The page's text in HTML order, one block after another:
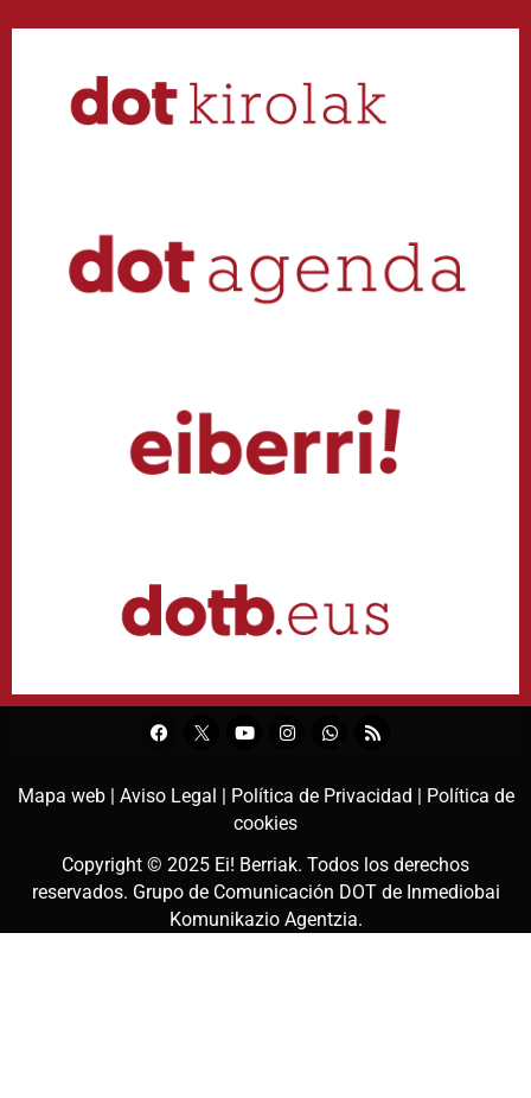
Mapa web | Aviso Legal | Política de Privacidad |
Política de
cookies
Copyright © 2025 Ei! Berriak. Todos los derechos
reservados. Grupo de Comunicación DOT de Inmediobai
Komunikazio Agentzia.